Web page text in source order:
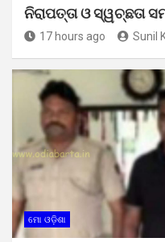
ନିରାପତ୍ତା ଓ ସ୍ୱଚ୍ଛତା
17 hours ago Sunil
ମୋ ଓଡ଼ିଶା